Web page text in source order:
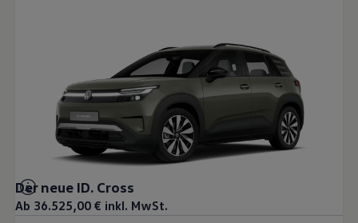
Der neue ID. Cross
Ab 36.525,00 € inkl. MwSt.